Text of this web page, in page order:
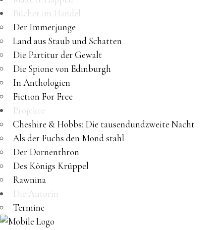
Bücher im Handel
Der Immerjunge
Land aus Staub und Schatten
Die Partitur der Gewalt
Die Spione von Edinburgh
In Anthologien
Fiction For Free
Projekte
Cheshire & Hobbs: Die tausendundzweite Nacht
Als der Fuchs den Mond stahl
Der Dornenthron
Des Königs Krüppel
Rawnina
Die Autorin
Termine